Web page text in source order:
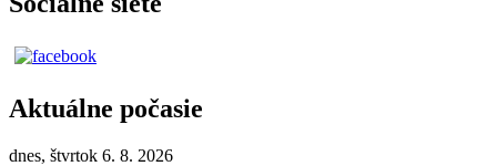
Aktuálne počasie
dnes, štvrtok 6. 8. 2026